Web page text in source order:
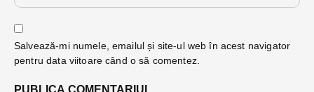
Salvează-mi numele, emailul și site-ul web în acest navigator
pentru data viitoare când o să comentez.